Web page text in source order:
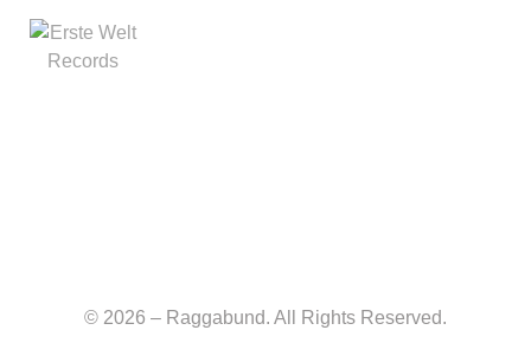
© 2026 – Raggabund. All Rights Reserved.